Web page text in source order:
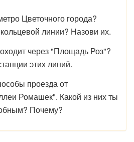
Цветочного города?
линии? Назови их.
через "Площадь Роз"?
этих линий.
проезда от
Ромашек". Какой из них ты
Почему?